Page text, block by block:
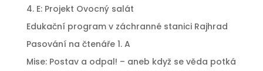
4. E: Projekt Ovocný salát
Edukační program v záchranné stanici Rajhrad
Pasování na čtenáře 1. A
Mise: Postav a odpal! – aneb když se věda potká